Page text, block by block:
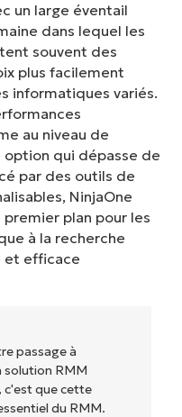
un large éventail
dans lequel les
souvent des
plus facilement
informatiques variés.
au niveau de
option qui dépasse de
par des outils de
NinjaOne
premier plan pour les
à la recherche
et efficace
simple
à une interface fluide et
back-end puissantes.
complexe ou